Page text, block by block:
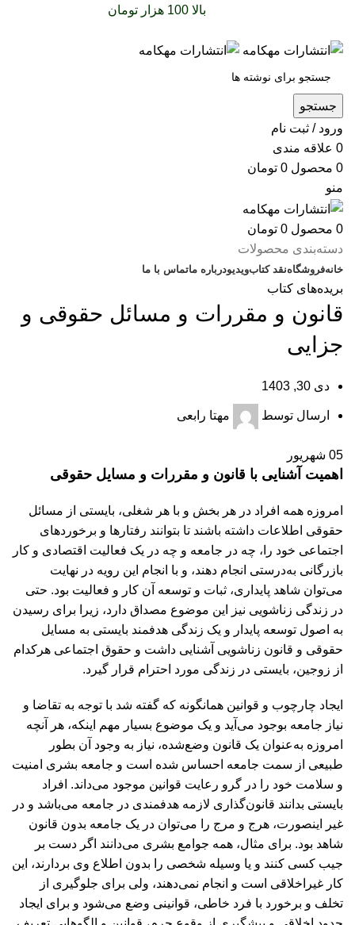
بالا 100 هزار تومان
جستجو
ورود / ثبت نام
0 علاقه مندی
0 محصول 0 تومان
منو
0 محصول 0 تومان
دسته‌بندی محصولات
خانهفروشگاهنقد کتابویدیودرباره‌ ماتماس با ما
بریده‌های کتاب
قانون و مقررات و مسائل حقوقی و
جزایی
دی 30, 1403
ارسال توسط مهتا رابعی
05 شهریور
اهمیت آشنایی با قانون و مقررات و مسایل حقوقی
امروزه همه افراد در هر بخش و با هر شغلی، بایستی از مسائل
حقوقی اطلاعات داشته باشند تا بتوانند رفتارها و برخورد‌های
اجتماعی خود را، چه در جامعه و چه در یک فعالیت اقتصادی و کار
بازرگانی به‌درستی انجام دهند، و با انجام این رویه در نهایت
می‌توان شاهد پایداری، ثبات و توسعه آن کار و فعالیت بود. حتی
در زندگی زناشویی نیز این موضوع مصداق دارد، زیرا برای رسیدن
به اصول توسعه پایدار و یک زندگی هدفمند بایستی به مسایل
حقوقی و قانون زناشویی آشنایی داشت و حقوق اجتماعی هرکدام
از زوجین، بایستی در زندگی مورد احترام قرار گیرد.
ایجاد چارچوب و قوانین همانگونه که گفته شد با توجه به تقاضا و
نیاز جامعه بوجود می‌آید و یک موضوع بسیار مهم اینکه، هر آنچه
امروزه به‌عنوان یک قانون وضع‌شده، نیاز به وجود آن بطور
طبیعی از سمت جامعه احساس شده است و جامعه بشری امنیت
و سلامت خود را در گرو رعایت قوانین موجود می‌داند. افراد
بایستی بدانند قانون‌گذاری لازمه هدفمندی در جامعه می‌باشد و در
غیر‌ اینصورت، هرج و مرج را می‌توان در یک جامعه بدون قانون
شاهد بود. برای مثال، همه جوامع بشری می‌دانند اگر دست بر
جیب کسی کنند و یا وسیله شخصی را بدون اطلاع وی بردارند، این
کار غیر‌اخلاقی است و انجام نمی‌دهند، ولی برای جلوگیری از
تخلف و برخورد با فرد خاطی، قوانینی وضع می‌شود و برای ایجاد